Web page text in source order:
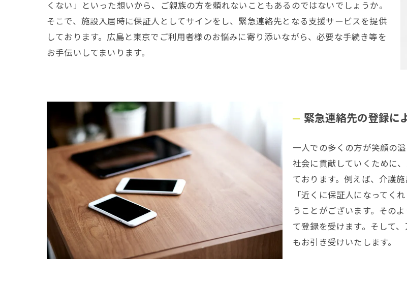
くない」といった想いから、ご親族の方を頼れないこともあるのではないでしょうか。
そこで、施設入居時に保証人としてサインをし、緊急連絡先となる支援サービスを提供
しております。広島と東京でご利用者様のお悩みに寄り添いながら、必要な手続き等を
お手伝いしてまいります。
緊急連絡先の登録に
一人での多くの方が笑顔の
社会に貢献していくために
ております。例えば、介護
「近くに保証人になってく
うことがございます。その
て登録を受けます。そして
もお引き受けいたします。